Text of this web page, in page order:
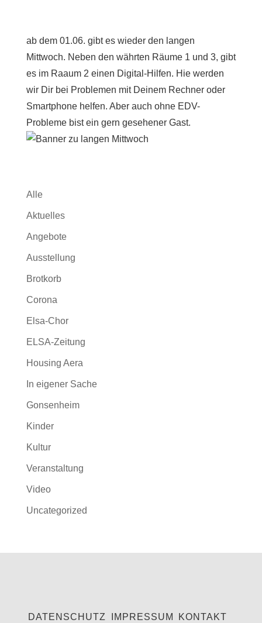
ab dem 01.06. gibt es wieder den langen
Mittwoch. Neben den währten Räume 1 und 3, gibt
es im Raaum 2 einen Digital-Hilfen. Hie werden
wir Dir bei Problemen mit Deinem Rechner oder
Smartphone helfen. Aber auch ohne EDV-
Probleme bist ein gern gesehener Gast.
Alle
Aktuelles
Angebote
Ausstellung
Brotkorb
Corona
Elsa-Chor
ELSA-Zeitung
Housing Aera
In eigener Sache
Gonsenheim
Kinder
Kultur
Veranstaltung
Video
Uncategorized
DATENSCHUTZ IMPRESSUM KONTAKT